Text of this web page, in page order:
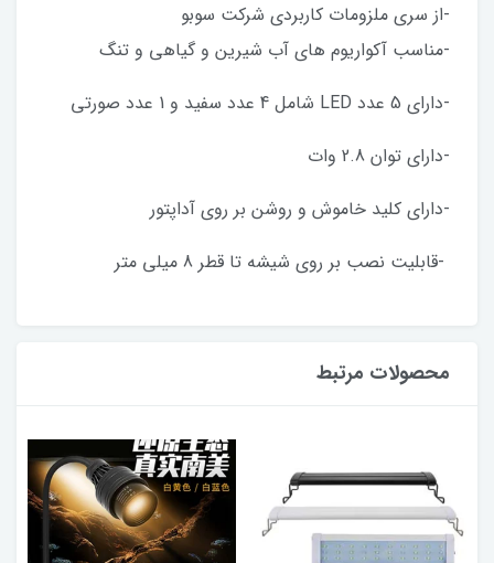
-از سری ملزومات کاربردی شرکت سوبو
-مناسب آکواریوم های آب شیرین و گیاهی و تنگ
-دارای 5 عدد LED شامل 4 عدد سفید و 1 عدد صورتی
-دارای توان 2.8 وات
-دارای کلید خاموش و روشن بر روی آداپتور
-قابلیت نصب بر روی شیشه تا قطر 8 میلی متر
محصولات مرتبط